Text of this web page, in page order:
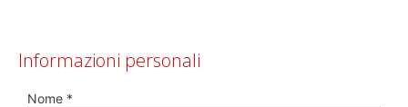
Informazioni personali
Nome *